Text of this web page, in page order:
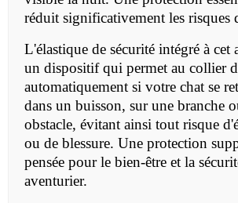
réduit significativement les risques
L'élastique de sécurité intégré à cet
un dispositif qui permet au collier
automatiquement si votre chat se
dans un buisson, sur une branche
obstacle, évitant ainsi tout risque
ou de blessure. Une protection
pensée pour le bien-être et la
aventurier.